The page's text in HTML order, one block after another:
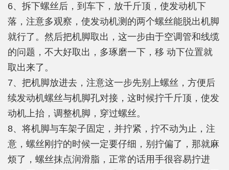
6、拆下螺丝后，到车下，放千斤顶，使发动机下
落，注意多观察，使发动机测的两个螺丝能脱出机脚
就行了。然后把机脚取出，这一步由于空调管和线缆
的问题，不大好取出，多琢磨一下，移 动下位置就
取出来了。
7、把机脚放进去，注意这一步先别上螺丝，方便后
续发动机螺丝与机脚孔对接，这时候拧千斤顶，使发
动机上抬，调整机脚，穿过螺丝。
8、将机脚与车架子固定，并拧紧，拧不动为止，注
意，螺丝刚拧的时候一定要仔细，别拧偏了，那就麻
烦了，螺丝抹点润滑脂，正常的话用手很容易拧进